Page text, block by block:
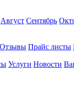
Август Сентябрь
Отзывы Прайс листы
Услуги Новости